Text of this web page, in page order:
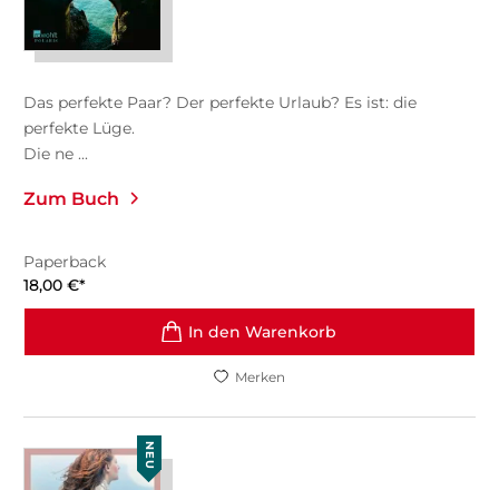
Das perfekte Paar? Der perfekte Urlaub? Es ist: die
perfekte Lüge.
Die ne ...
Zum Buch
Paperback
18,00 €*
In den Warenkorb
Merken
NEU